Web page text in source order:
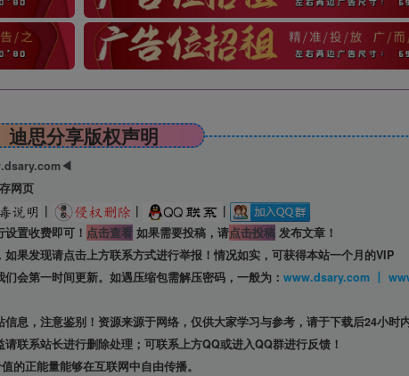
迪思分享版权声明
网页
| |
|
置收费即可！ 点击查看如果需要投稿，请点击投稿发布文章！
果发现请点击上方联系方式进行举报！情况如实，可获得本站一个月的VIP
会第一时间更新。如遇压缩包需解压密码，一般为：
信息，注意鉴别！资源来源于网络，仅供大家学习与参考，请于下载后24小时
联系站长进行删除处理；可联系上方QQ或进入QQ群进行反馈！
的正能量能够在互联网中自由传播。